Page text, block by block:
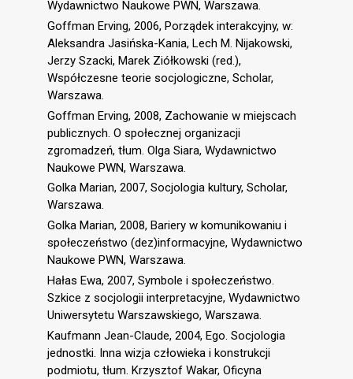
Wydawnictwo Naukowe PWN, Warszawa.
Goffman Erving, 2006, Porządek interakcyjny, w:
Aleksandra Jasińska-Kania, Lech M. Nijakowski,
Jerzy Szacki, Marek Ziółkowski (red.),
Współczesne teorie socjologiczne, Scholar,
Warszawa.
Goffman Erving, 2008, Zachowanie w miejscach
publicznych. O społecznej organizacji
zgromadzeń, tłum. Olga Siara, Wydawnictwo
Naukowe PWN, Warszawa.
Golka Marian, 2007, Socjologia kultury, Scholar,
Warszawa.
Golka Marian, 2008, Bariery w komunikowaniu i
społeczeństwo (dez)informacyjne, Wydawnictwo
Naukowe PWN, Warszawa.
Hałas Ewa, 2007, Symbole i społeczeństwo.
Szkice z socjologii interpretacyjne, Wydawnictwo
Uniwersytetu Warszawskiego, Warszawa.
Kaufmann Jean-Claude, 2004, Ego. Socjologia
jednostki. Inna wizja człowieka i konstrukcji
podmiotu, tłum. Krzysztof Wakar, Oficyna